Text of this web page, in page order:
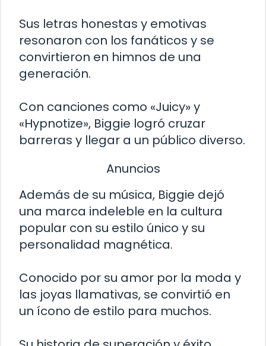
Sus letras honestas y emotivas
resonaron con los fanáticos y se
convirtieron en himnos de una
generación.
Con canciones como «Juicy» y
«Hypnotize», Biggie logró cruzar
barreras y llegar a un público diverso.
Anuncios
Además de su música, Biggie dejó
una marca indeleble en la cultura
popular con su estilo único y su
personalidad magnética.
Conocido por su amor por la moda y
las joyas llamativas, se convirtió en
un ícono de estilo para muchos.